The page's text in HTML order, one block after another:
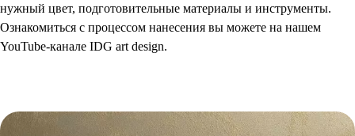
нужный цвет, подготовительные материалы и инструменты.
Ознакомиться с процессом нанесения вы можете на нашем
YouTube-канале IDG art design.